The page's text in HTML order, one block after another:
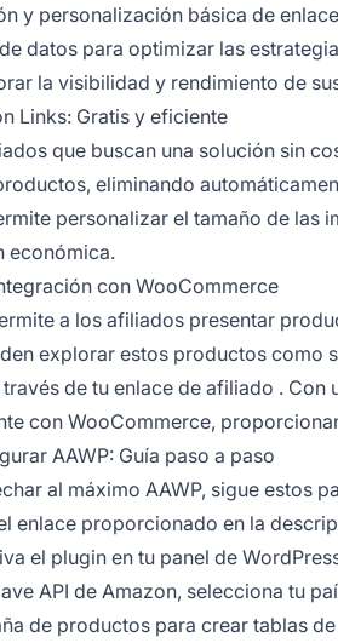
y personalización básica de
datos para optimizar las
la visibilidad y rendimiento de
Links: Gratis y eficiente
que buscan una solución sin
eliminando
personalizar el tamaño de las
económica.
con WooCommerce
a los afiliados presentar
explorar estos productos como
de tu enlace de afiliado . Con
con WooCommerce,
AAWP: Guía paso a paso
al máximo AAWP, sigue estos
enlace proporcionado en la
el plugin en tu panel de
API de Amazon, selecciona tu
de productos para crear tablas